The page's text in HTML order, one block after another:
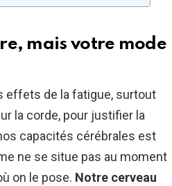
mais votre mode
effets de la fatigue, surtout
la corde, pour justifier la
capacités cérébrales est
ne se situe pas au moment
on le pose. Notre cerveau